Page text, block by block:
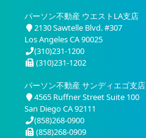
パーソン不動産 ウエストLA支店
2130 Sawtelle Blvd. #307
Los Angeles CA 90025
(310)231-1200
(310)231-1202
パーソン不動産 サンディエゴ支店
4565 Ruffner Street Suite 100
San Diego CA 92111
(858)268-0900
(858)268-0909